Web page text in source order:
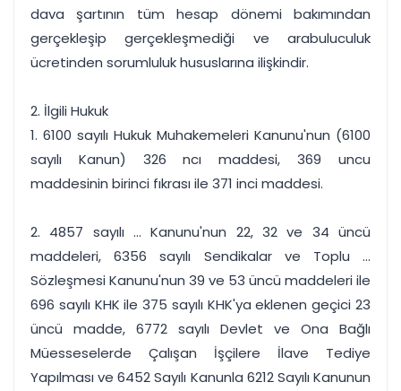
dava şartının tüm hesap dönemi bakımından
gerçekleşip gerçekleşmediği ve arabuluculuk
ücretinden sorumluluk hususlarına ilişkindir.
2. İlgili Hukuk
1. 6100 sayılı Hukuk Muhakemeleri Kanunu'nun (6100
sayılı Kanun) 326 ncı maddesi, 369 uncu
maddesinin birinci fıkrası ile 371 inci maddesi.
2. 4857 sayılı ... Kanunu'nun 22, 32 ve 34 üncü
maddeleri, 6356 sayılı Sendikalar ve Toplu ...
Sözleşmesi Kanunu'nun 39 ve 53 üncü maddeleri ile
696 sayılı KHK ile 375 sayılı KHK'ya eklenen geçici 23
üncü madde, 6772 sayılı Devlet ve Ona Bağlı
Müesseselerde Çalışan İşçilere İlave Tediye
Yapılması ve 6452 Sayılı Kanunla 6212 Sayılı Kanunun